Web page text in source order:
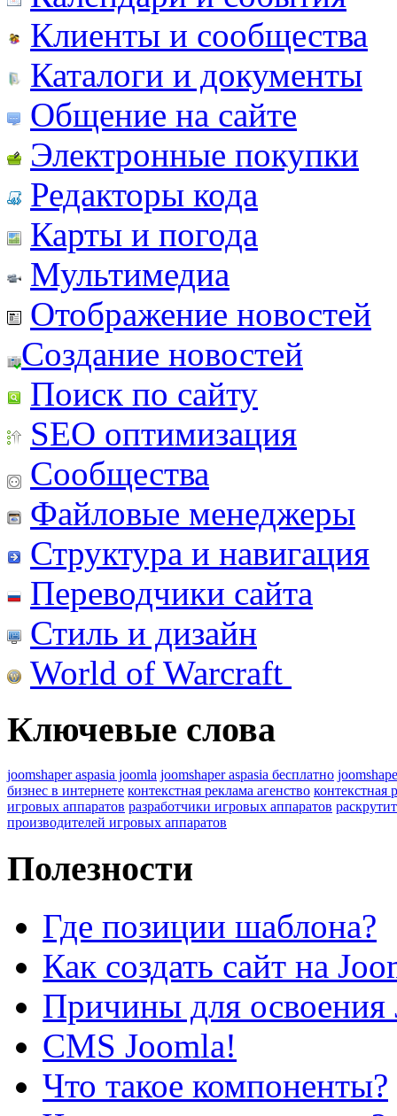
Клиенты и сообщества
Каталоги и документы
Общение на сайте
Электронные покупки
Редакторы кода
Карты и погода
Мультимедиа
Отображение новостей
Создание новостей
Поиск по сайту
SEO оптимизация
Сообщества
Файловые менеджеры
Структура и навигация
Переводчики сайта
Стиль и дизайн
World of Warcraft
Ключевые слова
joomshaper aspasia joomla joomshaper aspasia бесплатно
бизнес в интернете контекстная реклама агенство контекстная
игровых аппаратов разработчики игровых аппаратов
производителей игровых аппаратов
Полезности
Где позиции шаблона?
Как создать сайт на
Причины для освоения
CMS Joomla!
Что такое компоненты?